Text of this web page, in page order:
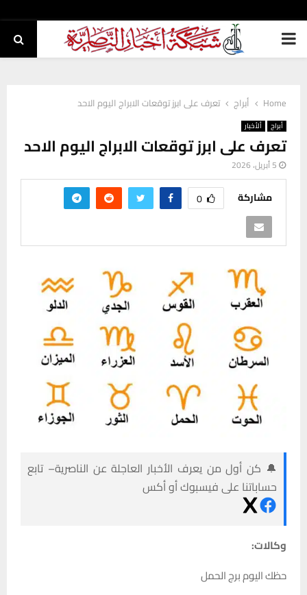
PRIMARY
Home أبراج تعرف على ابرز توقعات الابراج اليوم الاحد
أبراج ألأخبار
تعرف على ابرز توقعات الابراج اليوم الاحد
5 أبريل، 2026
مشاركة 0
🔔 كن أول من يعرف الأخبار العاجلة عن الناصرية– تابع
حساباتنا على فيسبوك أو أكس
وكالات:
حظك اليوم برج الحمل